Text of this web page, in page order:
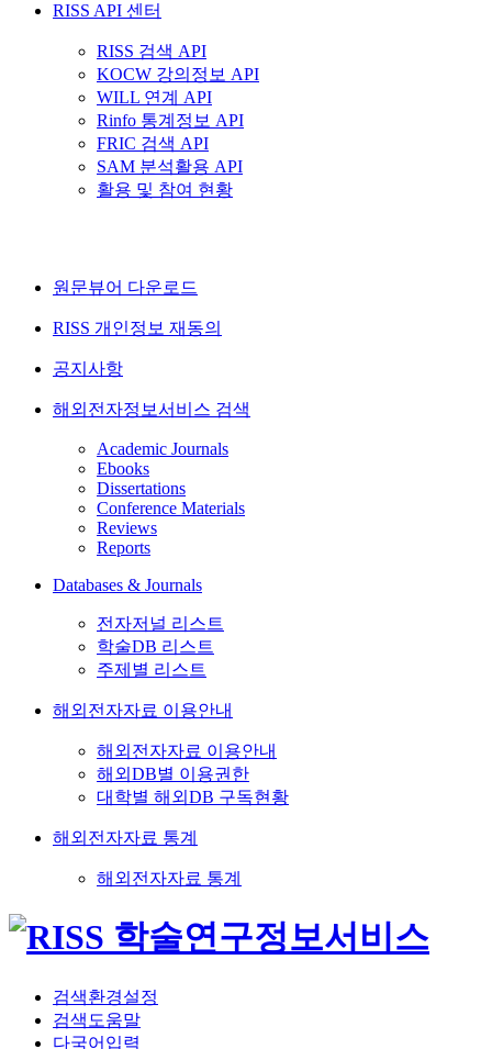
RISS API 센터
RISS 검색 API
KOCW 강의정보 API
WILL 연계 API
Rinfo 통계정보 API
FRIC 검색 API
SAM 분석활용 API
활용 및 참여 현황
원문뷰어 다운로드
RISS 개인정보 재동의
공지사항
해외전자정보서비스 검색
Academic Journals
Ebooks
Dissertations
Conference Materials
Reviews
Reports
Databases & Journals
전자저널 리스트
학술DB 리스트
주제별 리스트
해외전자자료 이용안내
해외전자자료 이용안내
해외DB별 이용권한
대학별 해외DB 구독현황
해외전자자료 통계
해외전자자료 통계
검색환경설정
검색도움말
다국어입력